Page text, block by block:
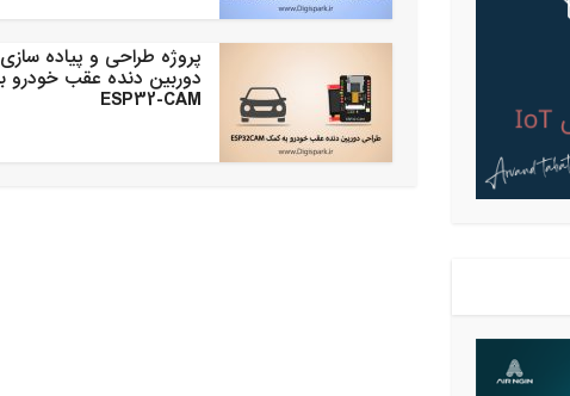
پروژه طراحی و پیاده سازی
دوربین دنده عقب خودرو
ESP32-CAM